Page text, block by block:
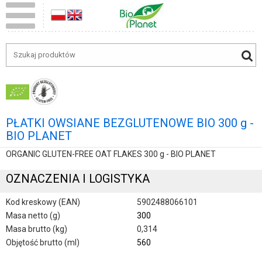
PŁATKI OWSIANE BEZGLUTENOWE BIO 300 g -
BIO PLANET
ORGANIC GLUTEN-FREE OAT FLAKES 300 g - BIO PLANET
OZNACZENIA I LOGISTYKA
Kod kreskowy (EAN)
5902488066101
Masa netto (g)
300
Masa brutto (kg)
0,314
Objętość brutto (ml)
560